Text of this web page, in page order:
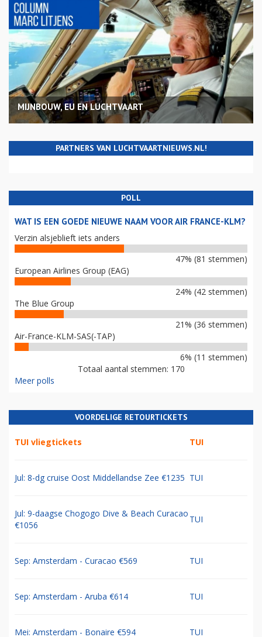
MIJNBOUW, EU EN LUCHTVAART
PARTNERS VAN LUCHTVAARTNIEUWS.NL!
POLL
WAT IS EEN GOEDE NIEUWE NAAM VOOR AIR FRANCE-KLM?
Verzin alsjeblieft iets anders
47% (81 stemmen)
European Airlines Group (EAG)
24% (42 stemmen)
The Blue Group
21% (36 stemmen)
Air-France-KLM-SAS(-TAP)
6% (11 stemmen)
Totaal aantal stemmen: 170
Meer polls
VOORDELIGE RETOURTICKETS
TUI vliegtickets TUI
Jul: 8-dg cruise Oost Middellandse Zee €1235 TUI
Jul: 9-daagse Chogogo Dive & Beach Curacao
€1056
TUI
Sep: Amsterdam - Curacao €569 TUI
Sep: Amsterdam - Aruba €614 TUI
Mei: Amsterdam - Bonaire €594 TUI